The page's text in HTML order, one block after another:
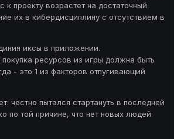
проекту возрастет на достаточный
их в кибердисциплину с отсутствием в
иксы в приложении.
ресурсов из игры должна быть
- это 1 из факторов отпугивающий
честно пытался стартануть в последней
по той причине, что нет новых людей.